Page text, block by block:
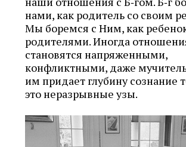
нами, как родитель со своим
Мы боремся с Ним, как
родителями. Иногда
становятся напряженными,
конфликтными, даже
им придает глубину сознание
это неразрывные узы.